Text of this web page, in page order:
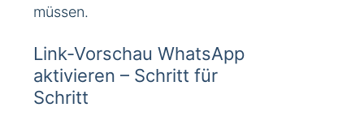
müssen.
Link-Vorschau WhatsApp
aktivieren – Schritt für
Schritt